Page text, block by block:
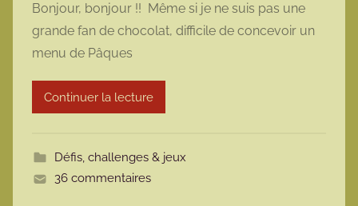
r
m
r
m
t
e
Bonjour, bonjour !! Même si je ne suis pas une
grande fan de chocolat, difficile de concevoir un
menu de Pâques
Continuer la lecture
Défis, challenges & jeux
36 commentaires